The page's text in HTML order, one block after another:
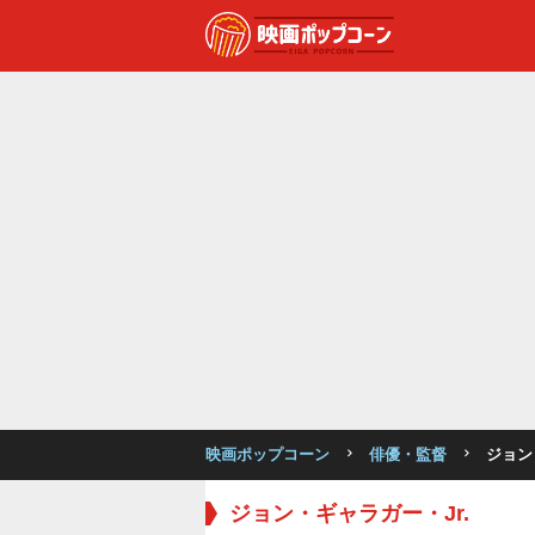
映画ポップコーン 俳優・監督 ジョ
ジョン・ギャラガー・Jr.